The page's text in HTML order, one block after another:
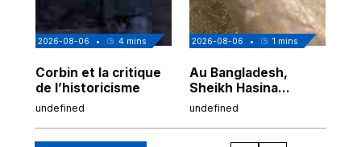
2026-08-06 • 4 mins
Corbin et la critique
de l’historicisme
undefined
2026-08-06 • 1 mins
Au Bangladesh,
Sheikh Hasina
prépare son retour
condamnation
undefined